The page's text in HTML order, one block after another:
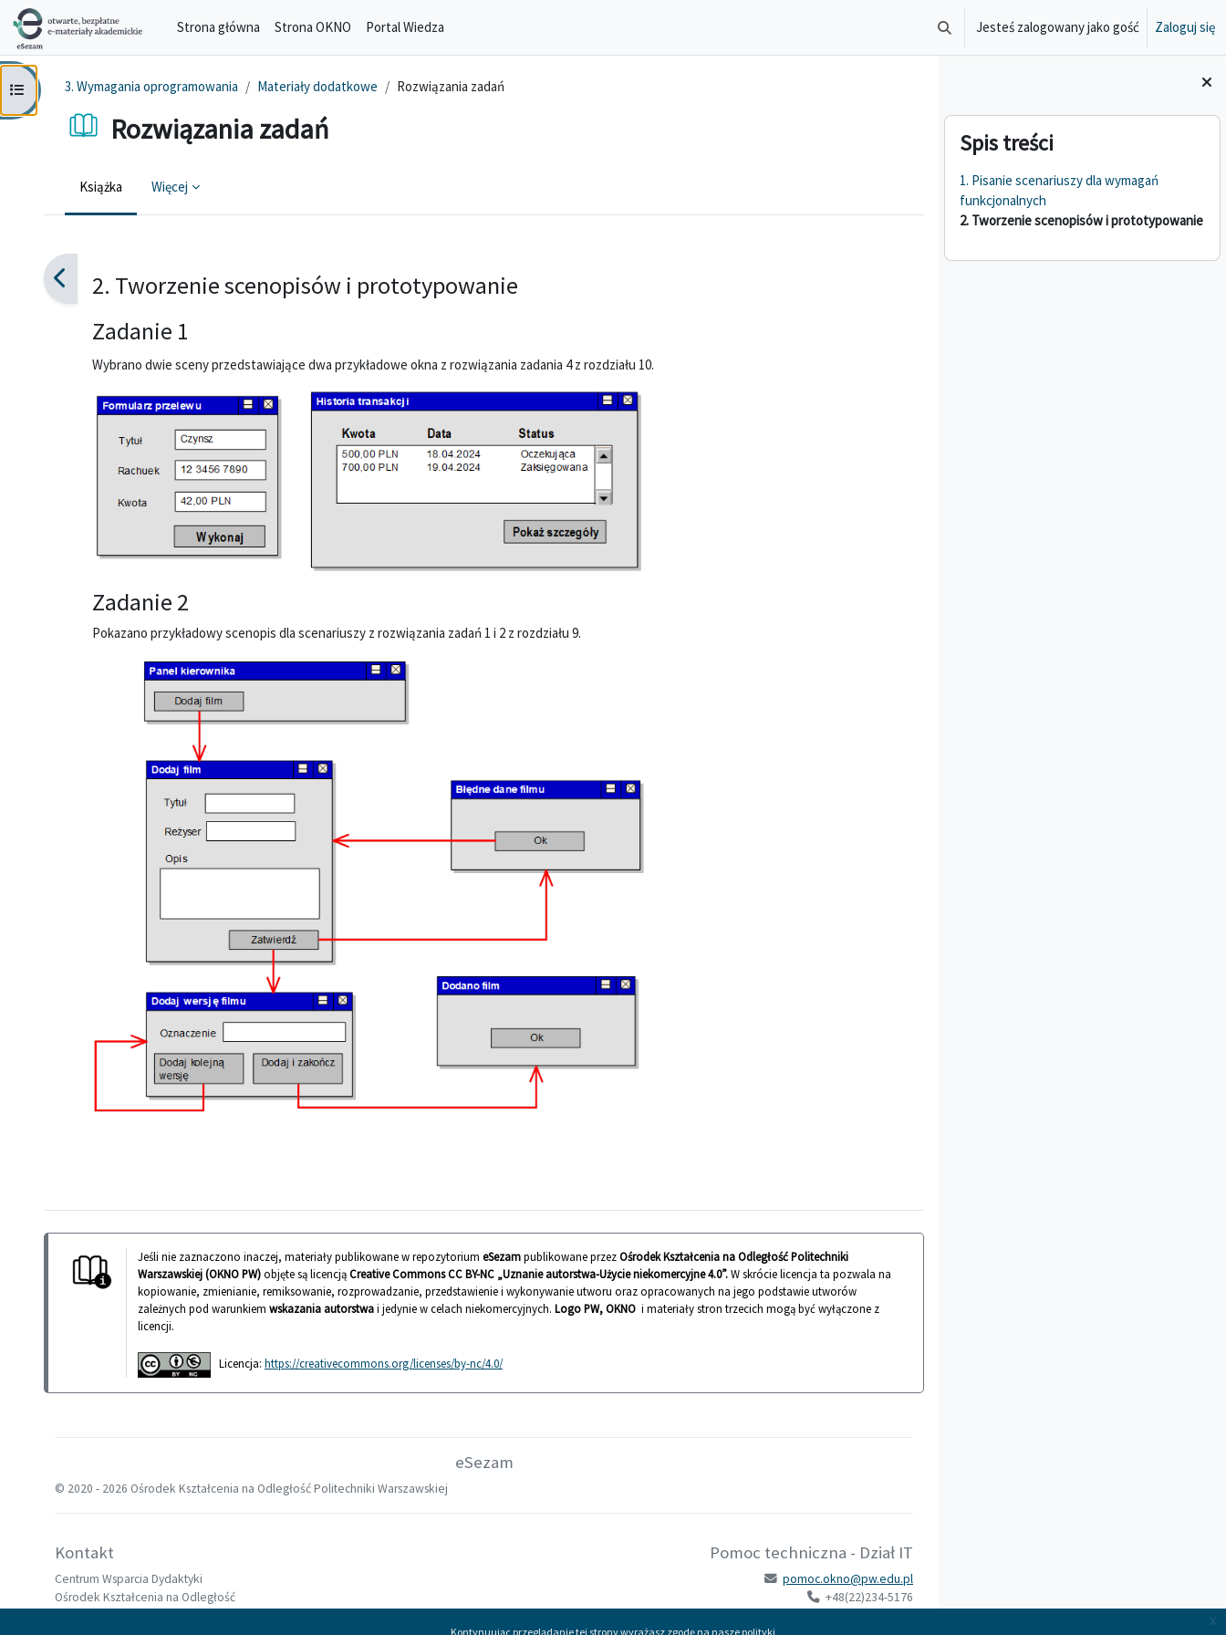
Przejdź do głównej zawartości
Kontynuując przeglądanie tej strony wyrażasz zgodę na nasze polityki
x
Strona główna Strona OKNO Portal Wiedza Przełącznik wyszukiwarki
Jesteś zalogowany jako gość Zaloguj się
Bloki
Pomiń Spis treści
Spis treści
1. Pisanie scenariuszy dla wymagań
funkcjonalnych
2. Tworzenie scenopisów i prototypowanie
Otwórz indeks kursu
3. Wymagania oprogramowania Materiały dodatkowe Rozwiązania zadań
Rozwiązania zadań
Książka Więcej
2. Tworzenie scenopisów i prototypowanie
Zadanie 1
Wybrano dwie sceny przedstawiające dwa przykładowe okna z rozwiązania zadania 4 z rozdziału 10.
Zadanie 2
Pokazano przykładowy scenopis dla scenariuszy z rozwiązania zadań 1 i 2 z rozdziału 9.
Jeśli nie zaznaczono inaczej, materiały publikowane w repozytorium eSezampublikowane przezOśrodek Kształcenia na Odległość Politechniki
Warszawskiej (OKNO PW)objęte są licencjąCreative Commons CC BY-NC „Uznanie autorstwa-Użycie niekomercyjne 4.0”.W skrócie licencja ta pozwala na
kopiowanie, zmienianie, remiksowanie, rozprowadzanie, przedstawienie i wykonywanie utworu oraz opracowanych na jego podstawie utworów
zależnych pod warunkiem wskazania autorstwai jedynie w celach niekomercyjnych. Logo PW, OKNO i materiały stron trzecich mogą być wyłączone z
licencji.
Licencja: https://creativecommons.org/licenses/by-nc/4.0/
eSezam
© 2020 - 2026 Ośrodek Kształcenia na Odległość Politechniki Warszawskiej
Kontakt
Centrum Wsparcia Dydaktyki
Ośrodek Kształcenia na Odległość
Pomoc techniczna - Dział IT
pomoc.okno@pw.edu.pl
+48(22)234-5176